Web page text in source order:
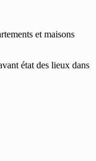
et maisons
état des lieux dans